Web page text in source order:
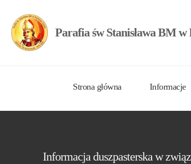
Parafia św Stanisława BM
Strona główna Informacje
Informacja duszpasterska w